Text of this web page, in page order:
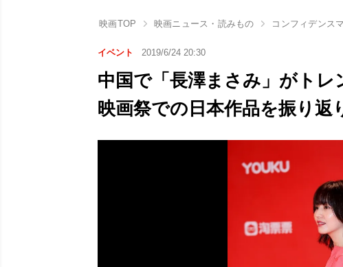
映画TOP 映画ニュース・読みもの コンフィデンス
イベント 2019/6/24 20:30
中国で「長澤まさみ」がト
映画祭での日本作品を振り返